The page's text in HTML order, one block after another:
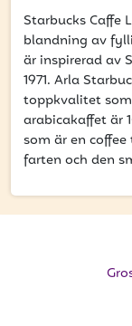
Vill du få
att få
Ange din e-
nyheter och
E-postadress
Starbucks Caffe
blandning av
är inspirerad av
1971. Arla
toppkvalitet
arabicakaffet är
som är en
farten och den